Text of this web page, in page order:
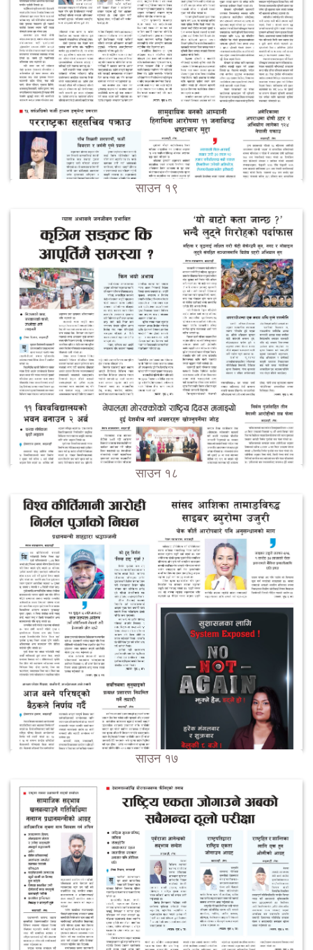
साउन १९
साउन १८
साउन १७